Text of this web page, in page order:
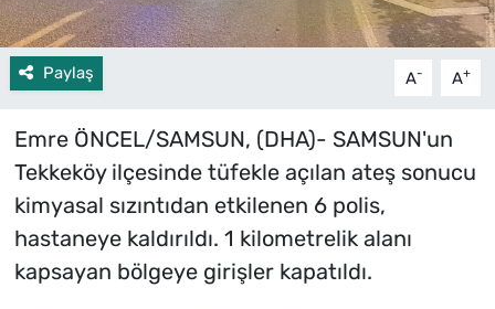
Paylaş A- A+
Emre ÖNCEL/SAMSUN, (DHA)- SAMSUN'un
Tekkeköy ilçesinde tüfekle açılan ateş sonucu
kimyasal sızıntıdan etkilenen 6 polis,
hastaneye kaldırıldı. 1 kilometrelik alanı
kapsayan bölgeye girişler kapatıldı.